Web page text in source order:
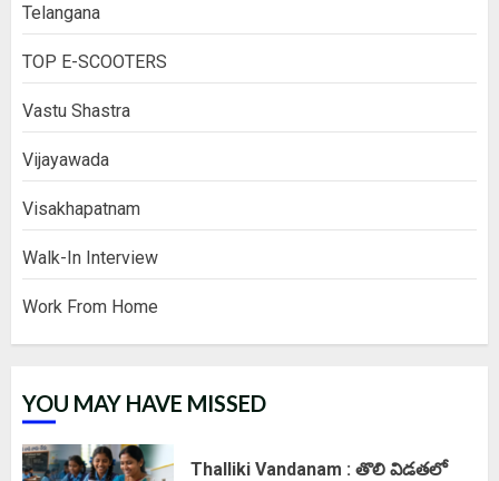
Telangana
TOP E-SCOOTERS
Vastu Shastra
Vijayawada
Visakhapatnam
Walk-In Interview
Work From Home
YOU MAY HAVE MISSED
Thalliki Vandanam : తొలి విడతలో